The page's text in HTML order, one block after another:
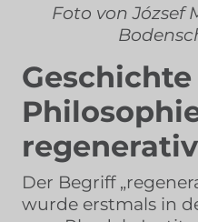
Foto von József
Der Begriff
wurde erstmals in